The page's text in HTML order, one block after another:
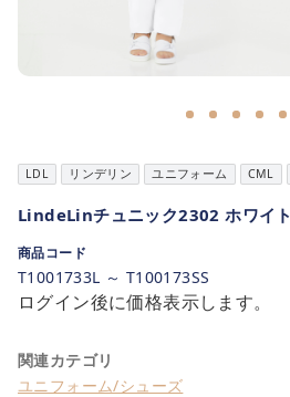
LDL リンデリン ユニフォーム CML
LindeLinチュニック2302 ホワイト
商品コード
T1001733L ～ T100173SS
ログイン後に価格表示します。
関連カテゴリ
ユニフォーム/シューズ